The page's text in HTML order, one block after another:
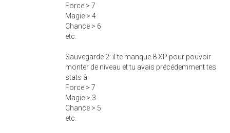
Force > 7
Magie > 4
Chance > 6
etc.
Sauvegarde 2: il te manque 8 XP pour pouvoir
monter de niveau et tu avais précédemment tes
stats à
Force > 7
Magie > 3
Chance > 5
etc.